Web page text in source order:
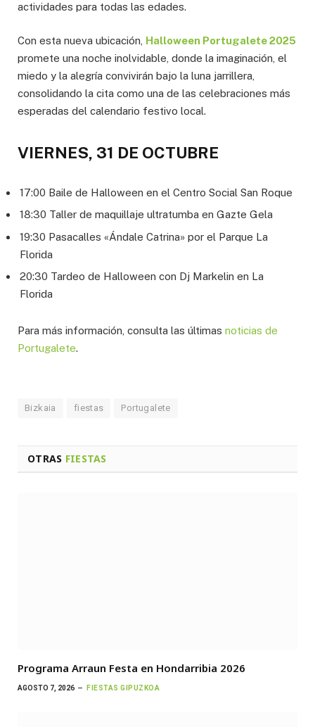
actividades para todas las edades.
Con esta nueva ubicación, Halloween Portugalete 2025
promete una noche inolvidable, donde la imaginación, el
miedo y la alegría convivirán bajo la luna jarrillera,
consolidando la cita como una de las celebraciones más
esperadas del calendario festivo local.
VIERNES, 31 DE OCTUBRE
17:00 Baile de Halloween en el Centro Social San Roque
18:30 Taller de maquillaje ultratumba en Gazte Gela
19:30 Pasacalles «Ándale Catrina» por el Parque La
Florida
20:30 Tardeo de Halloween con Dj Markelin en La
Florida
Para más información, consulta las últimas noticias de
Portugalete.
Bizkaia fiestas Portugalete
OTRAS FIESTAS
Programa Arraun Festa en Hondarribia 2026
AGOSTO 7, 2026 FIESTAS GIPUZKOA